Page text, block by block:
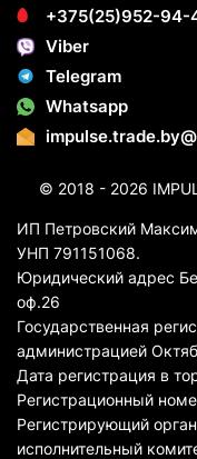
+375(25)952-94-
Viber
Telegram
Whatsapp
© 2018 - 2026
ИП Петровский
УНП 791151068.
Юридический адрес
оф.26
Государственная
администрацией
Дата регистрация в
Регистрационный
Регистрирующий
исполнительный